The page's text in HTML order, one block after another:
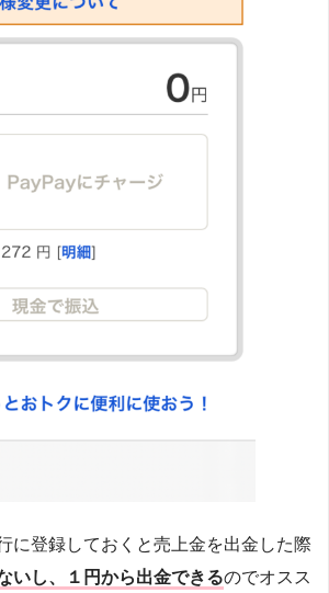
に登録しておくと売上金を出金した際
いし、１円から出金できるのでオスス